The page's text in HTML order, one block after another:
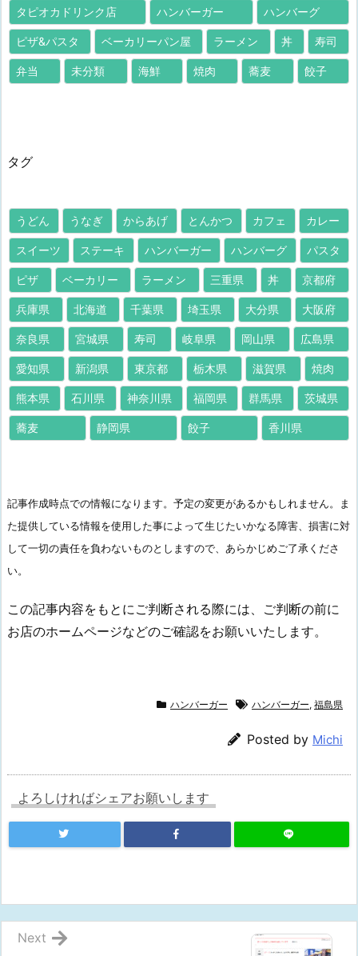
タピオカドリンク店 ハンバーガー ハンバーグ
ピザ&パスタ ベーカリーパン屋 ラーメン 丼 寿司
弁当 未分類 海鮮 焼肉 蕎麦 餃子
タグ
うどん うなぎ からあげ とんかつ カフェ カレー
スイーツ ステーキ ハンバーガー ハンバーグ パスタ
ピザ ベーカリー ラーメン 三重県 丼 京都府
兵庫県 北海道 千葉県 埼玉県 大分県 大阪府
奈良県 宮城県 寿司 岐阜県 岡山県 広島県
愛知県 新潟県 東京都 栃木県 滋賀県 焼肉
熊本県 石川県 神奈川県 福岡県 群馬県 茨城県
蕎麦 静岡県 餃子 香川県
記事作成時点での情報になります。予定の変更があるかもしれません。ま
た提供している情報を使用した事によって生じたいかなる障害、損害に対
して一切の責任を負わないものとしますので、あらかじめご了承くださ
い。
この記事内容をもとにご判断される際には、ご判断の前に
お店のホームページなどのご確認をお願いいたします。
ハンバーガー ハンバーガー, 福島県
Posted by Michi
よろしければシェアお願いします
Next